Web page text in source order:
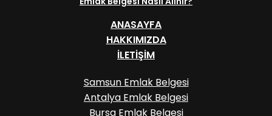
ANASAYFA
HAKKIMIZDA
İLETIŞIM
Samsun Emlak Belgesi
Antalya Emlak Belgesi
Bursa Emlak Belgesi